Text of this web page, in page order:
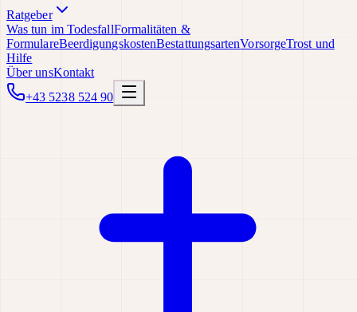
Ratgeber
Was tun im TodesfallFormalitäten &
FormulareBeerdigungskostenBestattungsartenVorsorgeTrost und
Hilfe
Über unsKontakt
+43 5238 524 90